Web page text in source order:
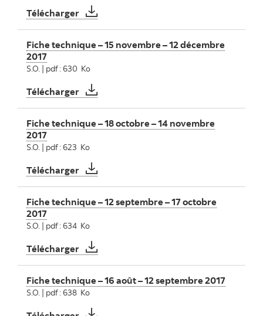
Télécharger Fiche technique – 13 décembre – 16
Fiche technique – 15 novembre – 12 décembre
2017
S.O. | pdf : 630 Ko
Télécharger Fiche technique – 15 novembre – 12
Fiche technique – 18 octobre – 14 novembre
2017
S.O. | pdf : 623 Ko
Télécharger Fiche technique – 18 octobre – 14
Fiche technique – 12 septembre – 17 octobre
2017
S.O. | pdf : 634 Ko
Télécharger Fiche technique – 12 septembre – 17
Fiche technique – 16 août – 12 septembre 2017
S.O. | pdf : 638 Ko
Fiche technique – 16 août – 12 septembre